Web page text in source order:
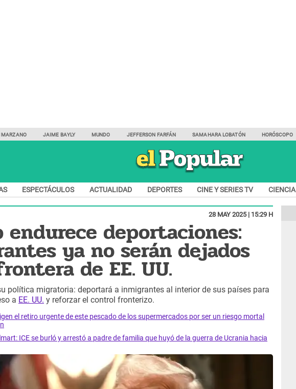
MARZANO JAIME BAYLY MUNDO JEFFERSON FARFÁN SAMAHARA LOBATÓN HORÓSCOPO
ESPECTÁCULOS ACTUALIDAD DEPORTES CINE Y SERIES TV CIENCIA
28 MAY 2025 | 15:29 H
endurece deportaciones:
ya no serán dejados
de EE. UU.
política migratoria: deportará a inmigrantes al interior de sus países para
a EE. UU. y reforzar el control fronterizo.
el retiro urgente de este pescado de los supermercados por ser un riesgo mortal
ICE se burló y arrestó a padre de familia que huyó de la guerra de Ucrania hacia